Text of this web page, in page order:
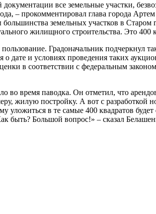
все земельные участки,
– прокомментировал глава города
земельных участков в
жилищного строительства. Это 400
Градоначальник подчеркнул
и условиях проведения таких
в соответствии с федеральным
во время паводка. Он отметил, что
жилую постройку. А вот с разработкой
уложиться в те самые 400 квадратов
быть? Большой вопрос!» – сказал